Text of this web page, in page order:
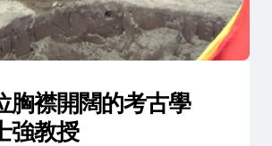
胸襟開闊的考古學
強教授